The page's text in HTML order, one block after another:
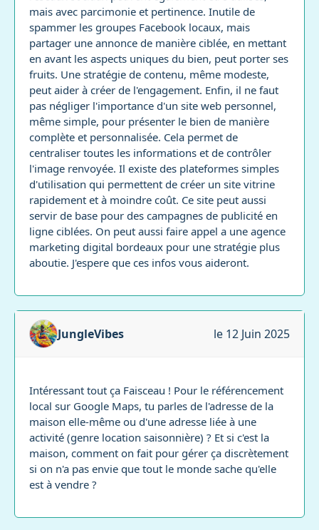
mais avec parcimonie et pertinence. Inutile de
spammer les groupes Facebook locaux, mais
partager une annonce de manière ciblée, en mettant
en avant les aspects uniques du bien, peut porter ses
fruits. Une stratégie de contenu, même modeste,
peut aider à créer de l'engagement. Enfin, il ne faut
pas négliger l'importance d'un site web personnel,
même simple, pour présenter le bien de manière
complète et personnalisée. Cela permet de
centraliser toutes les informations et de contrôler
l'image renvoyée. Il existe des plateformes simples
d'utilisation qui permettent de créer un site vitrine
rapidement et à moindre coût. Ce site peut aussi
servir de base pour des campagnes de publicité en
ligne ciblées. On peut aussi faire appel a une agence
marketing digital bordeaux pour une stratégie plus
aboutie. J'espere que ces infos vous aideront.
JungleVibes le 12 Juin 2025
Intéressant tout ça Faisceau ! Pour le référencement
local sur Google Maps, tu parles de l'adresse de la
maison elle-même ou d'une adresse liée à une
activité (genre location saisonnière) ? Et si c'est la
maison, comment on fait pour gérer ça discrètement
si on n'a pas envie que tout le monde sache qu'elle
est à vendre ?